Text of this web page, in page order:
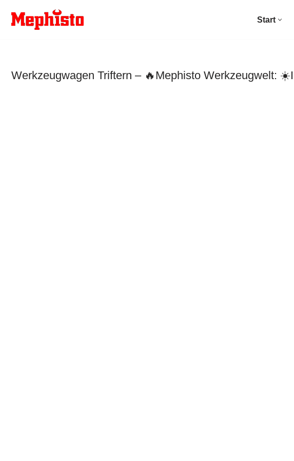
Zum
Start
Werkzeugwagen Triftern – 🔥Mephisto Werkzeugwelt: